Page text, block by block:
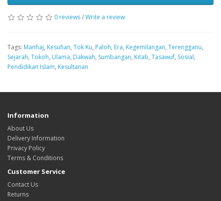
0 reviews/Write a review
Tags: Manhaj, Kesufian, Tok Ku, Paloh, Era, Kegemilangan, Terengganu,
Sejarah, Tokoh, Ulama, Dakwah, Sumbangan, Kitab, Tasawuf, Sosial,
Pendidikan Islam, Kesultanan
Information
About Us
Delivery Information
Privacy Policy
Terms & Conditions
Customer Service
Contact Us
Returns